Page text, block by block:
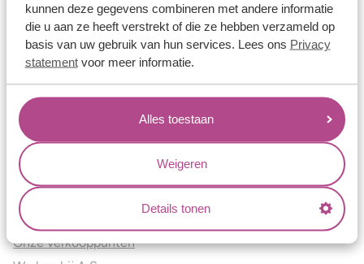
kunnen deze gegevens combineren met andere informatie
die u aan ze heeft verstrekt of die ze hebben verzameld op
basis van uw gebruik van hun services. Lees ons Privacy
statementvoor meer informatie.
Alles toestaan
Weigeren
Details tonen
Historie
Certificaten
Blogs
Jouw voordelen
Conflictvrije Materialen
Oneindig veel mogelijkheden
Kwaliteit
Juweliers & Contact
Onze verkooppunten